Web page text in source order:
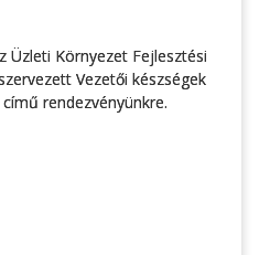
Üzleti Környezet Fejlesztési
Vezetői készségek
rendezvényünkre.